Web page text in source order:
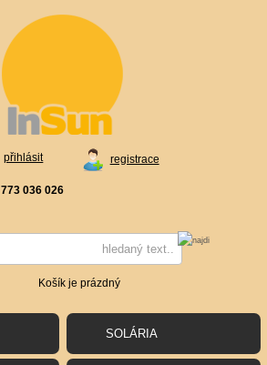
registrace
přihlásit
773 036 026
Košík je prázdný
SOLÁRIA